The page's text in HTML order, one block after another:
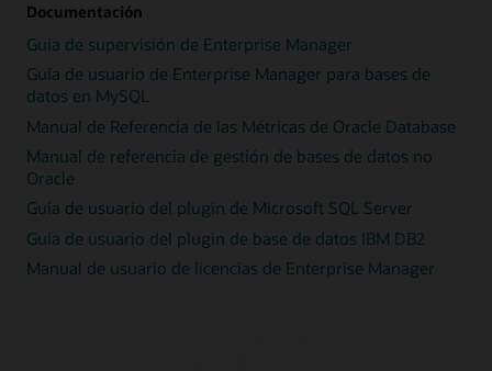
Documentación
Guía de supervisión de Enterprise Manager
Guía de usuario de Enterprise Manager para bases de
datos en MySQL
Manual de Referencia de las Métricas de Oracle Database
Manual de referencia de gestión de bases de datos no
Oracle
Guía de usuario del plugin de Microsoft SQL Server
Guía de usuario del plugin de base de datos IBM DB2
Manual de usuario de licencias de Enterprise Manager